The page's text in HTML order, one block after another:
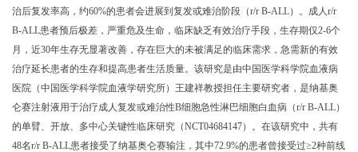
治后复发率高，约60%的患者会进展到复发或难治阶段（r/r B-ALL）。成人r/r
B-ALL患者预后极差，严重危及生命，临床缺乏有效治疗手段，生存期仅2-6个
月，近30年生存无显著改善，存在巨大的未被满足的临床需求，急需新的有效
治疗延长患者的生存和提高患者生活质量。该研究是由中国医学科学院血液病
医院（中国医学科学院血液学研究所）王建祥教授担任主要研究者，是纳基奥
仑赛注射液用于治疗成人复发或难治性B细胞急性淋巴细胞白血病（r/r B-ALL）
的单臂、开放、多中心关键性临床研究（NCT04684147）。在该研究中，共有
48名r/r B-ALL患者接受了纳基奥仑赛输注，其中72.9%的患者曾接受过≥2种前线